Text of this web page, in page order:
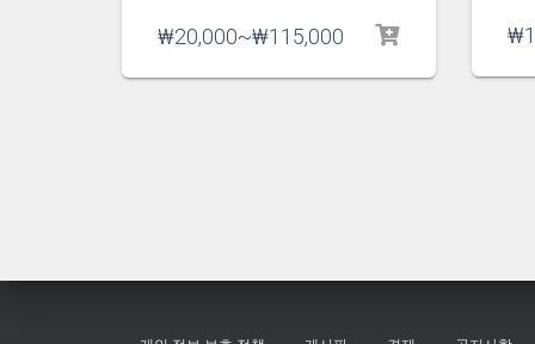
₩20,000~₩115,000 ₩